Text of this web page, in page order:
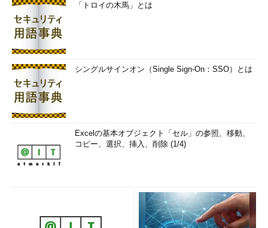
図5 製造業が取り得るEコマースのビジネス手法
ムエンジニア視点からひも解いていきましょう。
図6は、ECサイトのリニューアル時に見られるニーズと、その
実現のためによく取られる対応方法です。
「トロイの木馬」とは
シングルサインオン（Single Sign-On：SSO）とは
Excelの基本オブジェクト「セル」の参照、移動、
コピー、選択、挿入、削除 (1/4)